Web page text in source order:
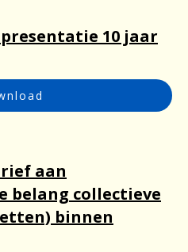
10 jaar
aan
belang collectieve
binnen